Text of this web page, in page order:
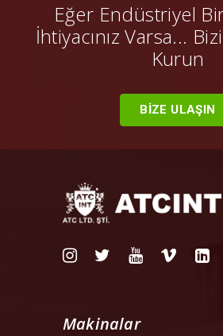
Eğer Endüstriyel
İhtiyacınız Varsa...
Kurun
BİZE ULAŞIN
Makinalar